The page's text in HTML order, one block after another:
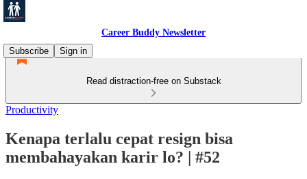
Career Buddy Newsletter
Subscribe
Sign in
Read distraction-free on Substack
Productivity
Kenapa terlalu cepat resign bisa
membahayakan karir lo? | #52